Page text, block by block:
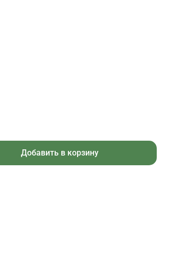
Добавить в корзину